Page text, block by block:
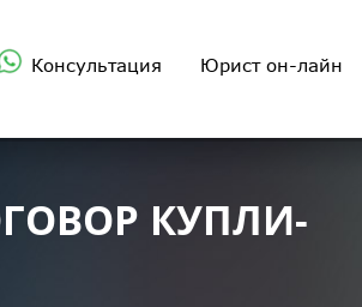
Консультация Юрист он-лайн
КУПЛИ-